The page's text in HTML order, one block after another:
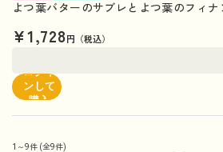
よつ葉バターのサブレとよつ葉のフィナ
¥1,728円（税込）
ログイ
ンして
購入
1～9件 (全9件)